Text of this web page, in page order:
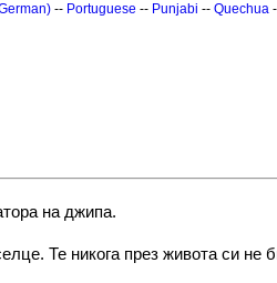
-- Portuguese -- Punjabi -- Quechua
на джипа.
Те никога през живота си не